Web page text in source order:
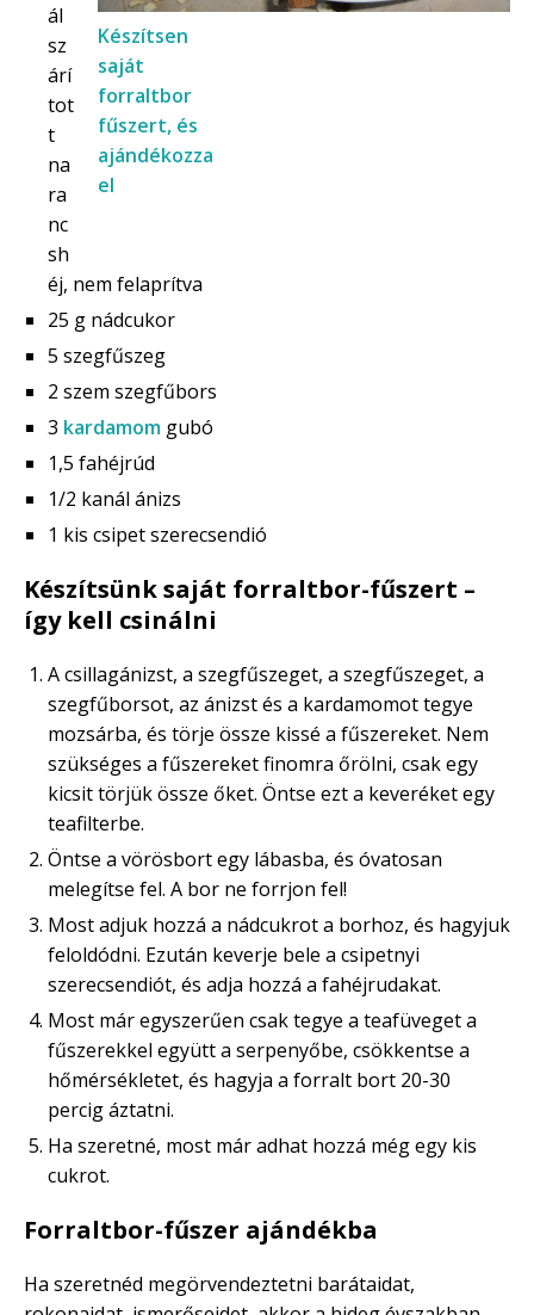
Készítsen
saját
forraltbor
fűszert, és
ajándékozza
el
ál
sz
árí
tot
t
na
ra
nc
sh
éj, nem felaprítva
25 g nádcukor
5 szegfűszeg
2 szem szegfűbors
3 kardamom gubó
1,5 fahéjrúd
1/2 kanál ánizs
1 kis csipet szerecsendió
Készítsünk saját forraltbor-fűszert –
így kell csinálni
A csillagánizst, a szegfűszeget, a szegfűszeget, a
szegfűborsot, az ánizst és a kardamomot tegye
mozsárba, és törje össze kissé a fűszereket. Nem
szükséges a fűszereket finomra őrölni, csak egy
kicsit törjük össze őket. Öntse ezt a keveréket egy
teafilterbe.
Öntse a vörösbort egy lábasba, és óvatosan
melegítse fel. A bor ne forrjon fel!
Most adjuk hozzá a nádcukrot a borhoz, és hagyjuk
feloldódni. Ezután keverje bele a csipetnyi
szerecsendiót, és adja hozzá a fahéjrudakat.
Most már egyszerűen csak tegye a teafüveget a
fűszerekkel együtt a serpenyőbe, csökkentse a
hőmérsékletet, és hagyja a forralt bort 20-30
percig áztatni.
Ha szeretné, most már adhat hozzá még egy kis
cukrot.
Forraltbor-fűszer ajándékba
Ha szeretnéd megörvendeztetni barátaidat,